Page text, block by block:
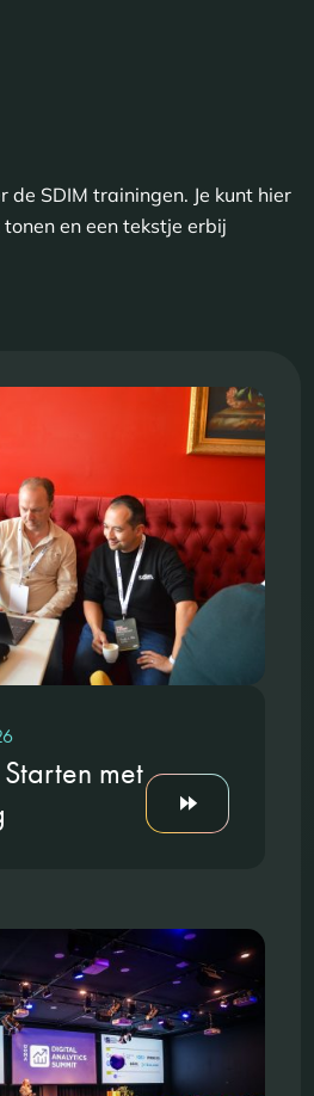
de SDIM trainingen. Je kunt hier
en een tekstje erbij
met